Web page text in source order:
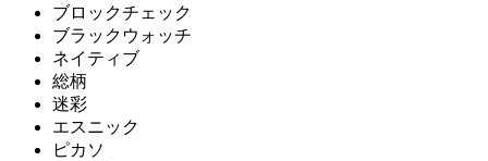
ブロックチェック
ブラックウォッチ
ネイティブ
総柄
迷彩
エスニック
ピカソ